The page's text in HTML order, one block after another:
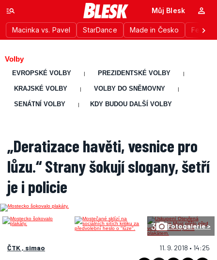
Macinka vs. Pavel StarDance Made in Česko
Můj Blesk
Volby
EVROPSKÉ VOLBY | PREZIDENTSKÉ VOLBY |
KRAJSKÉ VOLBY | VOLBY DO SNĚMOVNY |
SENÁTNÍ VOLBY | KDY BUDOU DALŠÍ VOLBY
„Deratizace havěti, vesnice pro
lůzu.“ Strany šokují slogany, šetří
je i policie
3 Fotogalerie >
ČTK , simao 11. 9. 2018 • 14:25